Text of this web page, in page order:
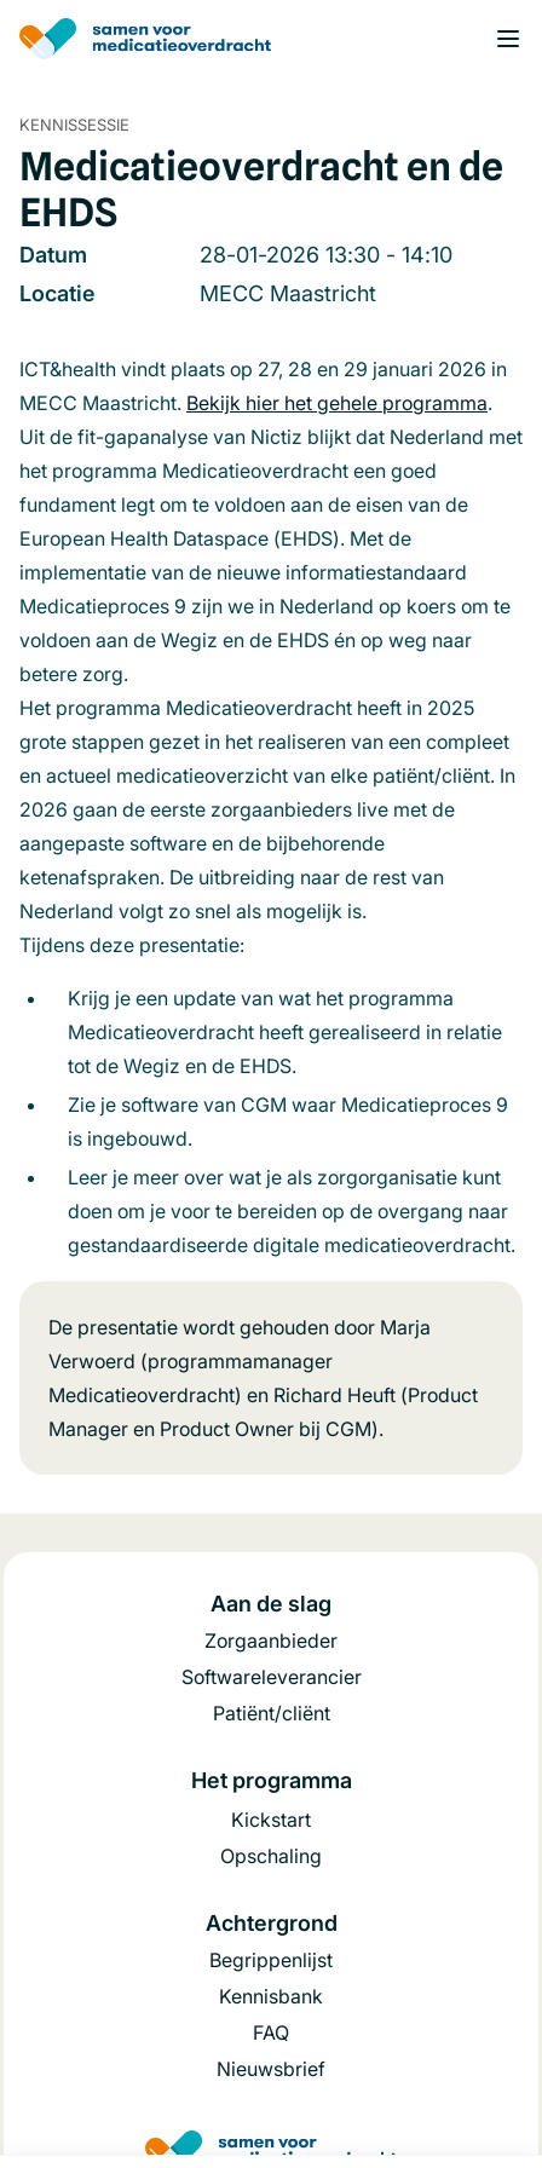
Overslaan
en
inhoud
gaan
KENNISSESSIE
Medicatieoverdracht en de
EHDS
Datum
28-01-2026 13:30 - 14:10
Locatie
MECC Maastricht
ICT&health vindt plaats op 27, 28 en 29 januari 2026 in
MECC Maastricht. Bekijk hier het gehele programma
in
.
Uit de fit-gapanalyse van Nictiz blijkt dat Nederland met
het programma Medicatieoverdracht een goed
fundament legt om te voldoen aan de eisen van de
European Health Dataspace (EHDS). Met de
implementatie van de nieuwe informatiestandaard
Medicatieproces 9 zijn we in Nederland op koers om te
voldoen aan de Wegiz en de EHDS én op weg naar
betere zorg.
Het programma Medicatieoverdracht heeft in 2025
grote stappen gezet in het realiseren van een compleet
en actueel medicatieoverzicht van elke patiënt/cliënt. In
2026 gaan de eerste zorgaanbieders live met de
aangepaste software en de bijbehorende
ketenafspraken. De uitbreiding naar de rest van
Nederland volgt zo snel als mogelijk is.
Tijdens deze presentatie:
Krijg je een update van wat het programma
Medicatieoverdracht heeft gerealiseerd in relatie
tot de Wegiz en de EHDS.
Zie je software van CGM waar Medicatieproces 9
is ingebouwd.
Leer je meer over wat je als zorgorganisatie kunt
doen om je voor te bereiden op de overgang naar
gestandaardiseerde digitale medicatieoverdracht.
De presentatie wordt gehouden door Marja
Verwoerd (programmamanager
Medicatieoverdracht) en Richard Heuft (Product
Manager en Product Owner bij CGM).
Aan de slag
Zorgaanbieder
Softwareleverancier
Patiënt/cliënt
Het programma
Kickstart
Opschaling
Achtergrond
Begrippenlijst
Kennisbank
FAQ
Nieuwsbrief